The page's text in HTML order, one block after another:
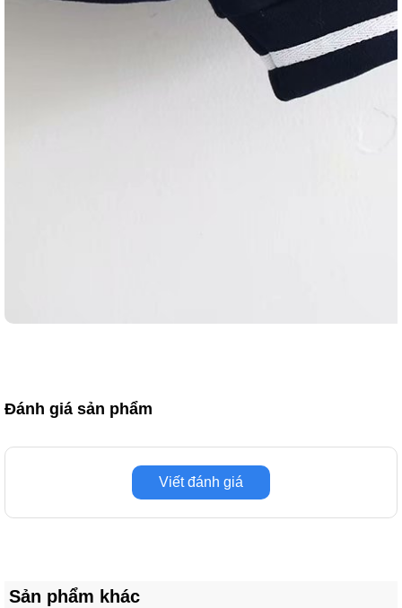
Đánh giá sản phẩm
Viết đánh giá
Sản phẩm khác